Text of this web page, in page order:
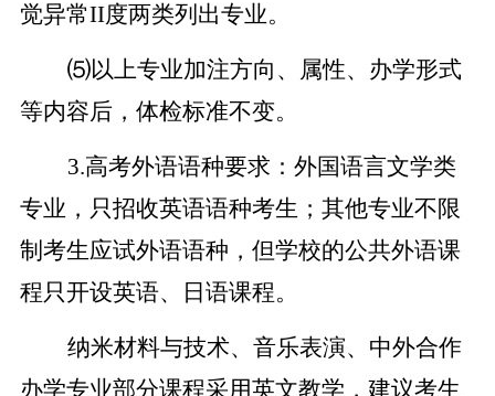
觉异常II度两类列出专业。
⑸以上专业加注方向、属性、办学形式
等内容后，体检标准不变。
3.高考外语语种要求：外国语言文学类
专业，只招收英语语种考生；其他专业不限
制考生应试外语语种，但学校的公共外语课
程只开设英语、日语课程。
纳米材料与技术、音乐表演、中外合作
办学专业部分课程采用英文教学，建议考生